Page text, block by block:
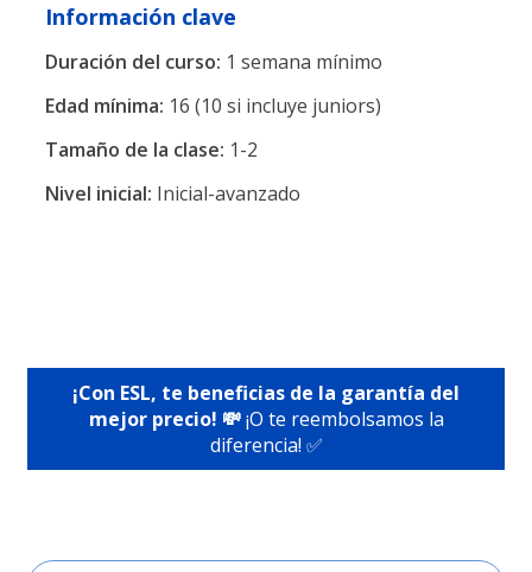
Información clave
Duración del curso: 1 semana mínimo
Edad mínima: 16 (10 si incluye juniors)
Tamaño de la clase: 1-2
Nivel inicial: Inicial-avanzado
¡Con ESL, te beneficias de la garantía del
mejor precio! 💸¡O te reembolsamos la
diferencia! ✅